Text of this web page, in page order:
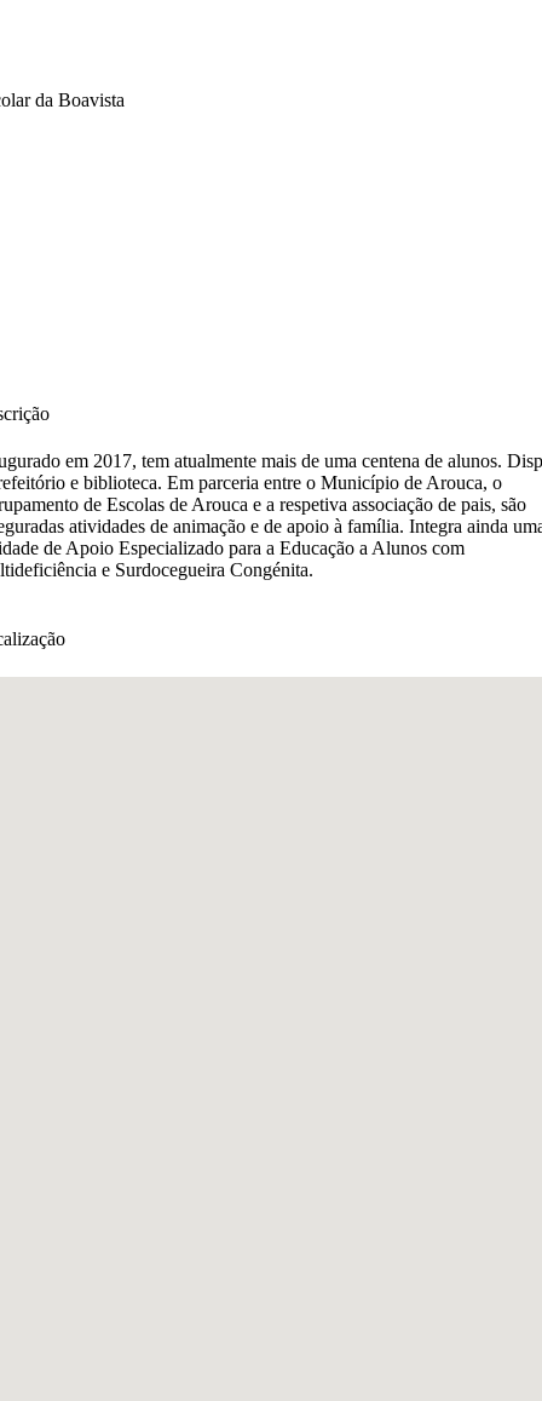
em 2017, tem atualmente mais de uma centena de alunos.
e biblioteca. Em parceria entre o Município de Arouca, o
de Escolas de Arouca e a respetiva associação de pais, são
atividades de animação e de apoio à família. Integra ainda
de Apoio Especializado para a Educação a Alunos com
e Surdocegueira Congénita.